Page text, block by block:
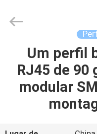
CASA
PRODUTOS
Um perfil
RJ45 de 90
modular